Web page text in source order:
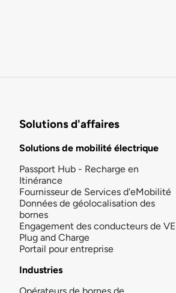
Solutions d'affaires
Solutions de mobilité électrique
Passport Hub - Recharge en
Itinérance
Fournisseur de Services d'eMobilité
Données de géolocalisation des
bornes
Engagement des conducteurs de VE
Plug and Charge
Portail pour entreprise
Industries